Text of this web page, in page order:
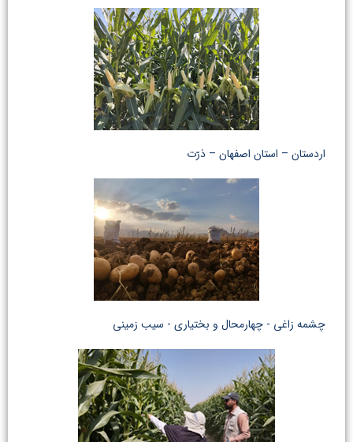
اردستان – استان اصفهان – ذرّت
چشمه زاغی - چهارمحال و بختیاری - سیب زمینی